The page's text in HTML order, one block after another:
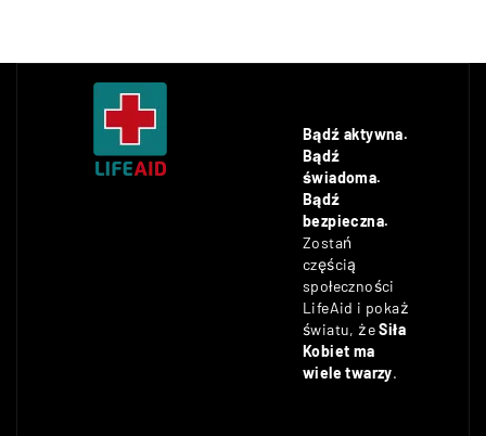
Bądź aktywna.
Bądź
świadoma.
Bądź
bezpieczna.
Zostań
częścią
społeczności
LifeAid i pokaż
światu, żeSiła
Kobiet ma
wiele twarzy.